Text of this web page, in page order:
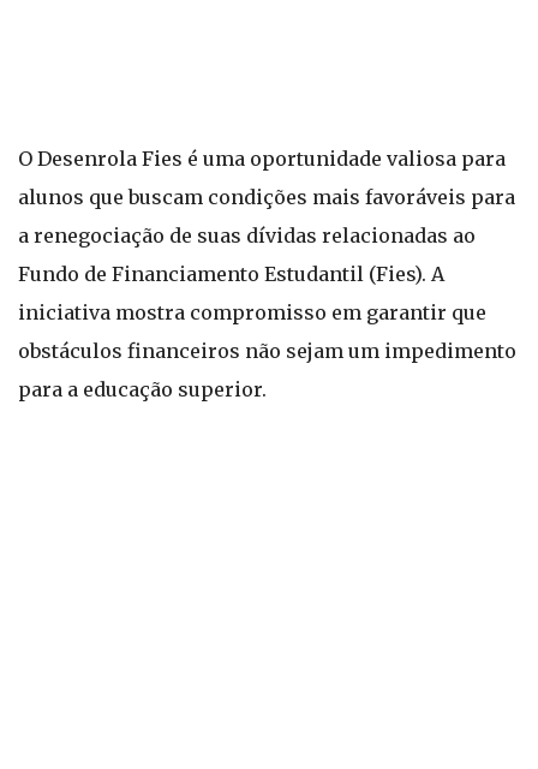
O Desenrola Fies é uma oportunidade valiosa para
alunos que buscam condições mais favoráveis para
a renegociação de suas dívidas relacionadas ao
Fundo de Financiamento Estudantil (Fies). A
iniciativa mostra compromisso em garantir que
obstáculos financeiros não sejam um impedimento
para a educação superior.